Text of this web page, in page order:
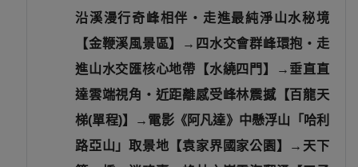
沿溪漫行奇峰相伴・走進最純淨山水秘境
【金鞭溪風景區】→四水交會群峰環抱・走
進山水交匯核心地帶【水繞四門】→垂直直
達雲端視角・近距離感受峰林震撼【百龍天
梯(單程)】→電影《阿凡達》中懸浮山「哈利
路亞山」取景地【袁家界國家公園】→天下